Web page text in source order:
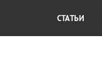
СТАТЬИ